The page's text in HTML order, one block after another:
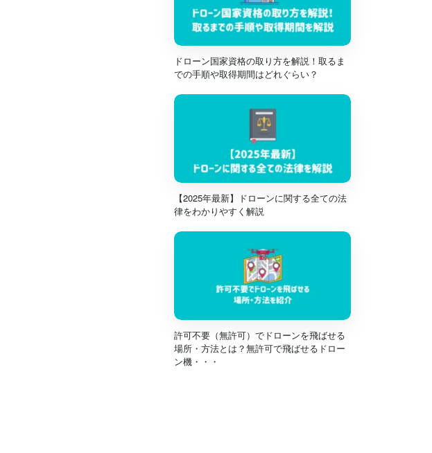
ドローン国家資格の取り方を解説！取るま
での手順や取得期間はどれぐらい？
【2025年最新】ドローンに関する全ての法
律をわかりやすく解説
許可不要（無許可）でドローンを飛ばせる
場所・方法とは？無許可で飛ばせるドロー
ン機・・・